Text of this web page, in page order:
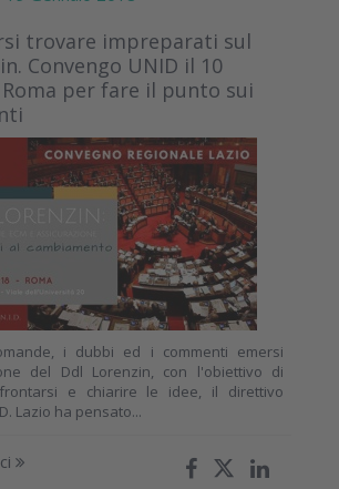
trovare impreparati sul
Convengo UNID il 10
per fare il punto sui
i dubbi ed i commenti emersi
del Ddl Lorenzin, con l'obiettivo di
e chiarire le idee, il direttivo
Lazio ha pensato...